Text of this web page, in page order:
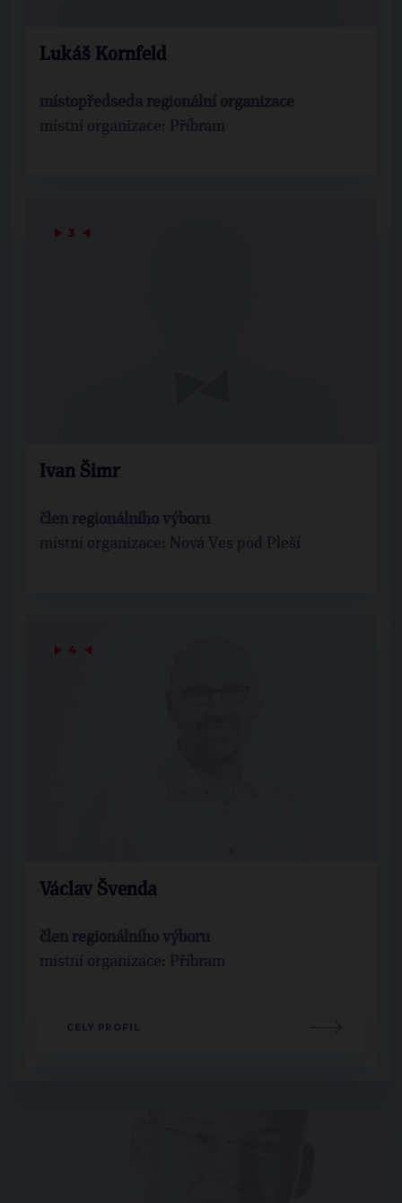
Lukáš Kornfeld
místopředseda regionální organizace
místní organizace: Příbram
▶ 3 ◀
Ivan Šimr
člen regionálního výboru
místní organizace: Nová Ves pod Pleší
▶ 4 ◀
Václav Švenda
člen regionálního výboru
místní organizace: Příbram
CELÝ PROFIL